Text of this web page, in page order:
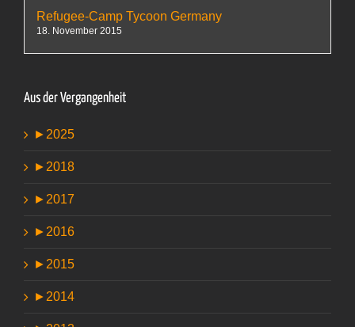
Refugee-Camp Tycoon Germany
18. November 2015
Aus der Vergangenheit
► 2025
► 2018
► 2017
► 2016
► 2015
► 2014